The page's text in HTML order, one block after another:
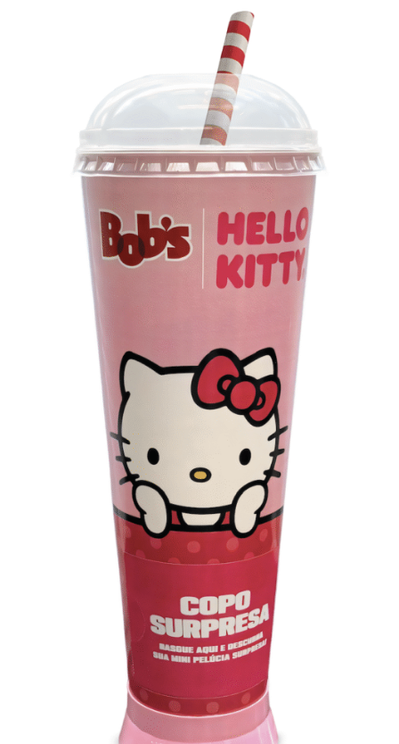
da música e da hospitalidade carioca.
Os convites individuais já estão disponíveis para compra
no canal oficial da Ticketmaster, com lote inicial a partir
de R$ 3.950,00. As demais atualizações e atrações do
evento serão divulgadas nos canais oficiais do camarote
nos próximos meses.